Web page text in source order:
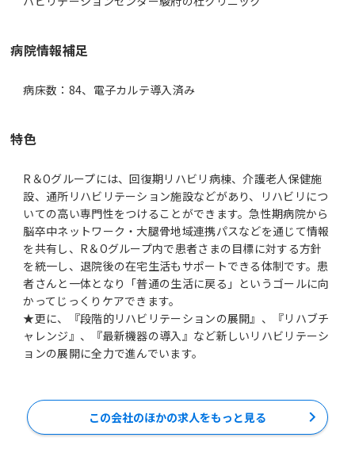
病院情報補足
病床数：84、電子カルテ導入済み
特色
R＆Oグループには、回復期リハビリ病棟、介護老人保健施
設、通所リハビリテーション施設などがあり、リハビリにつ
いての高い専門性をつけることができます。急性期病院から
脳卒中ネットワーク・大腿骨地域連携パスなどを通じて情報
を共有し、R＆Oグループ内で患者さまの目標に対する方針
を統一し、退院後の在宅生活もサポートできる体制です。患
者さんと一体となり「普通の生活に戻る」というゴールに向
かってじっくりケアできます。
★更に、『段階的リハビリテーションの展開』、『リハブチ
ャレンジ』、『最新機器の導入』など新しいリハビリテーシ
ョンの展開に全力で進んでいます。
この会社のほかの求人をもっと見る